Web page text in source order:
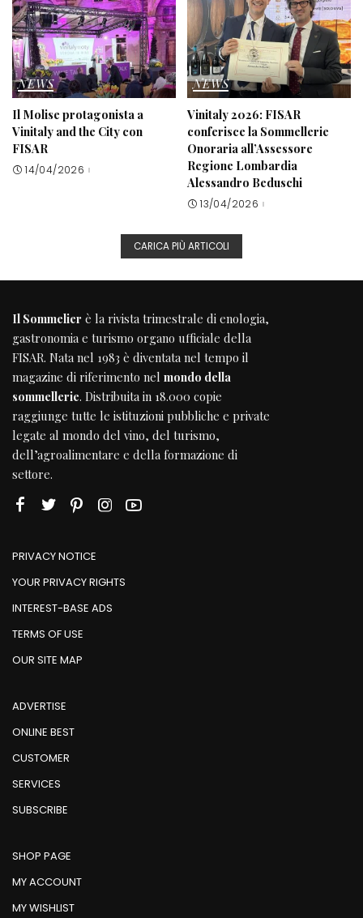
NEWS
Il Molise protagonista a
Vinitaly and the City con
FISAR
14/04/2026
NEWS
Vinitaly 2026: FISAR
conferisce la Sommellerie
Onoraria all’Assessore
Regione Lombardia
Alessandro Beduschi
13/04/2026
CARICA PIÙ ARTICOLI
Il Sommelier è la rivista trimestrale di enologia,
gastronomia e turismo organo ufficiale della
FISAR. Nata nel 1983 è diventata nel tempo il
magazine di riferimento nel mondo della
sommellerie. Distribuita in 18.000 copie
raggiunge tutte le istituzioni pubbliche e private
legate al mondo del vino, del turismo,
dell’agroalimentare e della formazione di
settore.
PRIVACY NOTICE
YOUR PRIVACY RIGHTS
INTEREST-BASE ADS
TERMS OF USE
OUR SITE MAP
ADVERTISE
ONLINE BEST
CUSTOMER
SERVICES
SUBSCRIBE
SHOP PAGE
MY ACCOUNT
MY WISHLIST